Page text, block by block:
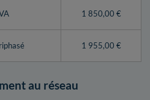
1 850,00 €
1 955,00 €
au réseau